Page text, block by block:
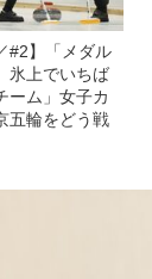
#2】「メダル
氷上でいちば
ーム」女子カ
五輪をどう戦